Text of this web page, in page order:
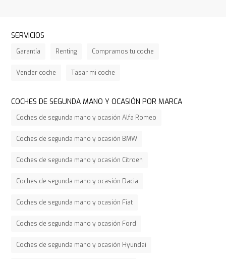
SERVICIOS
Garantía Renting Compramos tu coche
Vender coche Tasar mi coche
COCHES DE SEGUNDA MANO Y OCASIÓN POR MARCA
Coches de segunda mano y ocasión Alfa Romeo
Coches de segunda mano y ocasión BMW
Coches de segunda mano y ocasión Citroen
Coches de segunda mano y ocasión Dacia
Coches de segunda mano y ocasión Fiat
Coches de segunda mano y ocasión Ford
Coches de segunda mano y ocasión Hyundai